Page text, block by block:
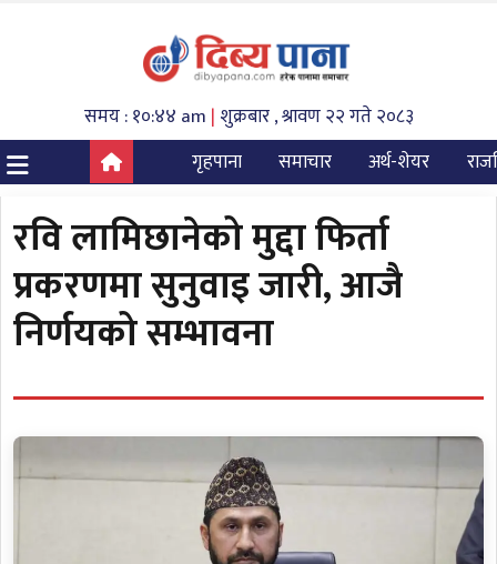
समय : १०:४४ am | शुक्रबार , श्रावण २२ गते २०८३
गृहपाना
समाचार अर्थ-शेयर
रवि लामिछानेको मुद्दा फिर्ता
प्रकरणमा सुनुवाइ जारी, आजै
निर्णयको सम्भावना